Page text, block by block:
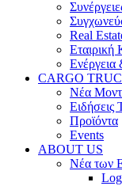
Real
Εταιρική
Ενέργεια
CARGO
Νέα
Ειδήσεις
Προϊόντα
Events
ABOUT US
Νέα των